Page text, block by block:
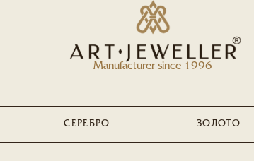
Manufacturer since 1996
СЕРЕБРО ЗОЛОТО